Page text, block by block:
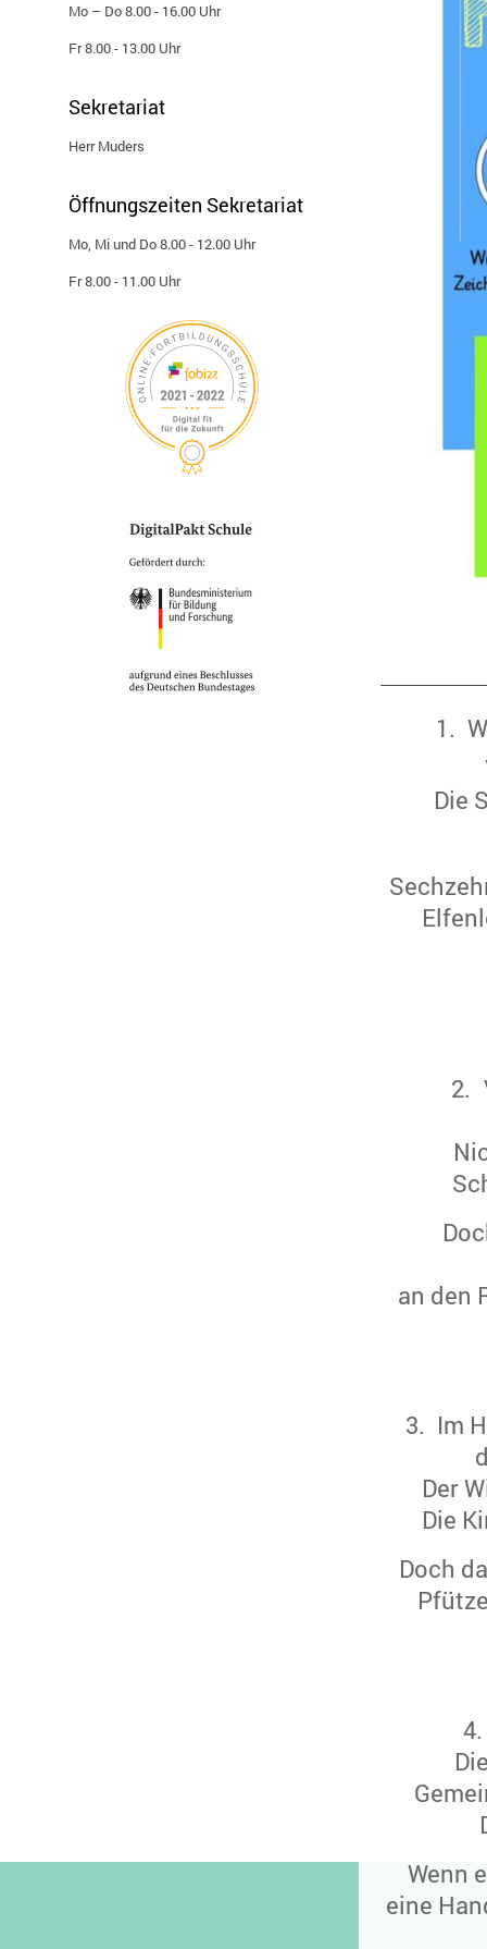
1.
Die
Elfenl
2.
an den
3. Im
Der
Die
Doch
4
Wenn
eine
Mo – Do 8.00 - 16.00 Uhr
Fr 8.00 - 13.00 Uhr
Sekretariat
Herr Muders
Öffnungszeiten Sekretariat
Mo, Mi und Do 8.00 - 12.00 Uhr
Fr 8.00 - 11.00 Uhr